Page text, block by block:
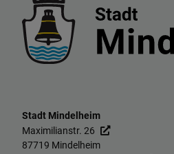
Stadt Mindelheim
Maximilianstr. 26
87719 Mindelheim